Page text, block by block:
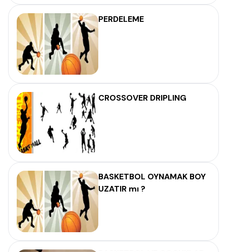
PERDELEME
CROSSOVER DRIPLING
BASKETBOL OYNAMAK BOY
UZATIR mı ?